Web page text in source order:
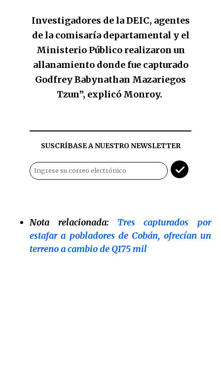
Investigadores de la DEIC, agentes
de la comisaría departamental y el
Ministerio Público realizaron un
allanamiento donde fue capturado
Godfrey Babynathan Mazariegos
Tzun”, explicó Monroy.
SUSCRÍBASE A NUESTRO NEWSLETTER
Nota relacionada: Tres capturados por
estafar a pobladores de Cobán, ofrecían un
terreno a cambio de Q175 mil